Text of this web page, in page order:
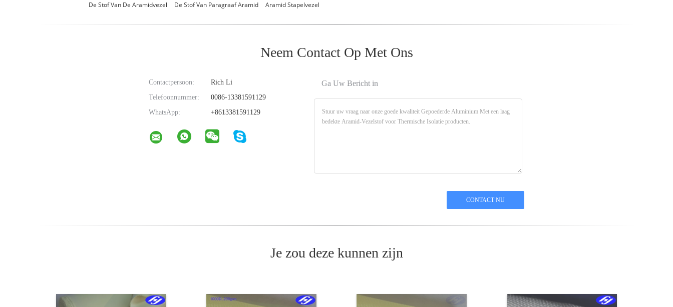
De Stof Van De Aramidvezel De Stof Van Paragraaf Aramid Aramid Stapelvezel
Neem Contact Op Met Ons
Contactpersoon:
Rich Li
Telefoonnummer:
0086-13381591129
WhatsApp:
+8613381591129
Ga Uw Bericht in
Je zou deze kunnen zijn